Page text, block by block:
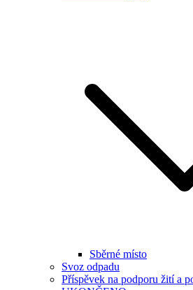
Sběrné místo
Svoz odpadu
Příspěvek na podporu žití a